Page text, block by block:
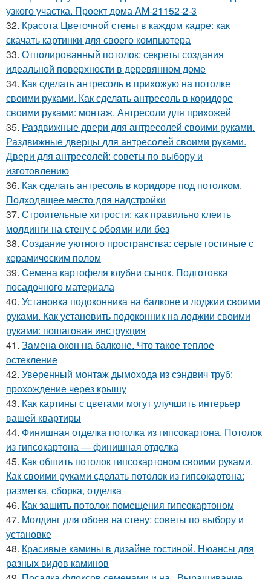
узкого участка. Проект дома AM-21152-2-3
32. Красота Цветочной стены в каждом кадре: как
скачать картинки для своего компьютера
33. Отполированный потолок: секреты создания
идеальной поверхности в деревянном доме
34. Как сделать антресоль в прихожую на потолке
своими руками. Как сделать антресоль в коридоре
своими руками: монтаж. Антресоли для прихожей
35. Раздвижные двери для антресолей своими руками.
Раздвижные дверцы для антресолей своими руками.
Двери для антресолей: советы по выбору и
изготовлению
36. Как сделать антресоль в коридоре под потолком.
Подходящее место для надстройки
37. Строительные хитрости: как правильно клеить
молдинги на стену с обоями или без
38. Создание уютного пространства: серые гостиные с
керамическим полом
39. Семена картофеля клубни сынок. Подготовка
посадочного материала
40. Установка подоконника на балконе и лоджии своими
руками. Как установить подоконник на лоджии своими
руками: пошаговая инструкция
41. Замена окон на балконе. Что такое теплое
остекление
42. Уверенный монтаж дымохода из сэндвич труб:
прохождение через крышу
43. Как картины с цветами могут улучшить интерьер
вашей квартиры
44. Финишная отделка потолка из гипсокартона. Потолок
из гипсокартона — финишная отделка
45. Как обшить потолок гипсокартоном своими руками.
Как своими руками сделать потолок из гипсокартона:
разметка, сборка, отделка
46. Как зашить потолок помещения гипсокартоном
47. Молдинг для обоев на стену: советы по выбору и
установке
48. Красивые камины в дизайне гостиной. Нюансы для
разных видов каминов